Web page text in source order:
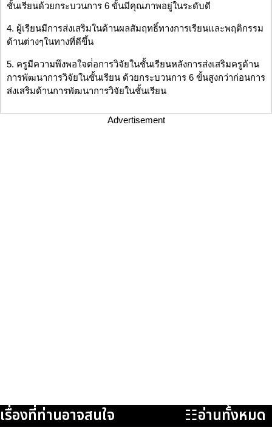
ชั้นเรียนด้วยกระบวนการ 6 ขั้นมีคุณภาพอยู่ในระดับดี
4. ผู้เรียนมีการส่งเสริมในด้านผลสัมฤทธิ์ทางการเรียนและพฤติกรรม
ด้านต่างๆในทางที่ดีขึ้น
5. ครูมีความพึงพอใจต่่อการวิจัยในชั้นเรียนหลังการส่งเสริมครูด้าน
การพัฒนาการวิจัยในชั้นเรียน ด้วยกระบวนการ 6 ขั้นสูงกว่าก่อนการ
ส่งเสริมด้านการพัฒนาการวิจัยในชั้นเรียน
Advertisement
เรื่องที่ท่านอาจสนใจ ☷อ่านทั้งหมด